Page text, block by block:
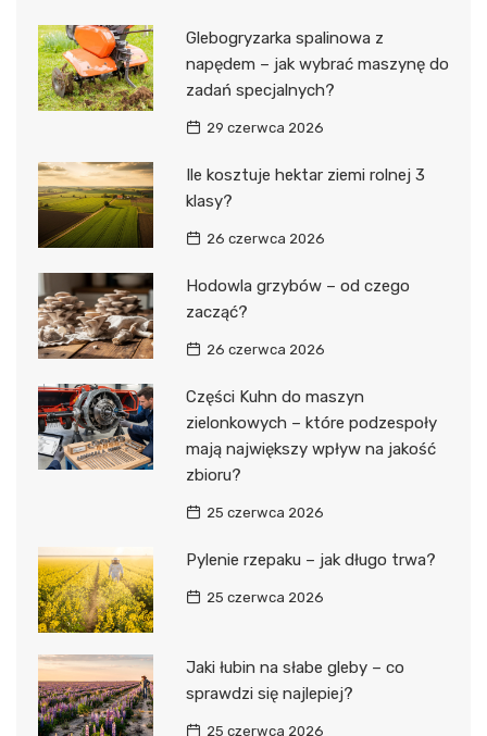
Glebogryzarka spalinowa z
napędem – jak wybrać maszynę do
zadań specjalnych?
29 czerwca 2026
Ile kosztuje hektar ziemi rolnej 3
klasy?
26 czerwca 2026
Hodowla grzybów – od czego
zacząć?
26 czerwca 2026
Części Kuhn do maszyn
zielonkowych – które podzespoły
mają największy wpływ na jakość
zbioru?
25 czerwca 2026
Pylenie rzepaku – jak długo trwa?
25 czerwca 2026
Jaki łubin na słabe gleby – co
sprawdzi się najlepiej?
25 czerwca 2026